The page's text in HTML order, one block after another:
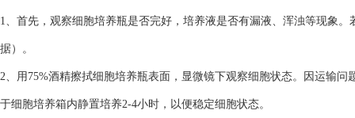
1、首先，观察细胞培养瓶是否完好，培养液是否有漏液、浑浊等现象
据）。
2、用75%酒精擦拭细胞培养瓶表面，显微镜下观察细胞状态。因运输
于细胞培养箱内静置培养2-4小时，以便稳定细胞状态。